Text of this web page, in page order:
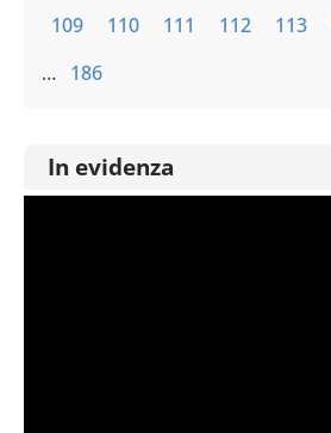
109
110 111 112 113
… 186
In evidenza